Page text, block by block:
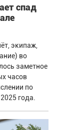
спад
экипаж,
во
заметное
часов
по
года.